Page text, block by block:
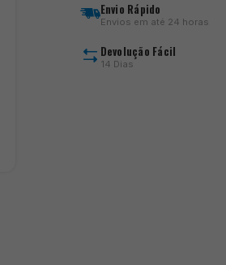
Envio Rápido
Envios em até 24 horas
Devolução Fácil
14 Dias